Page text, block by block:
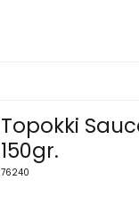
Topokki
150gr.
76240